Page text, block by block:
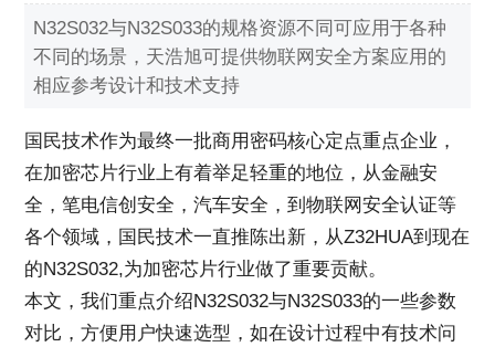
N32S032与N32S033的规格资源不同可应用于各种
不同的场景，天浩旭可提供物联网安全方案应用的
相应参考设计和技术支持
国民技术作为最终一批商用密码核心定点重点企业，
在加密芯片行业上有着举足轻重的地位，从金融安
全，笔电信创安全，汽车安全，到物联网安全认证等
各个领域，国民技术一直推陈出新，从Z32HUA到现在
的N32S032,为加密芯片行业做了重要贡献。
本文，我们重点介绍N32S032与N32S033的一些参数
对比，方便用户快速选型，如在设计过程中有技术问